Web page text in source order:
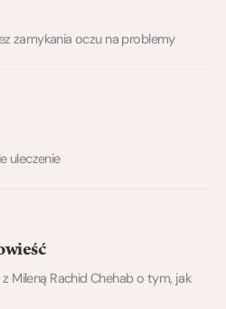
zamykania oczu na problemy
uleczenie
Mileną Rachid Chehab o tym, jak